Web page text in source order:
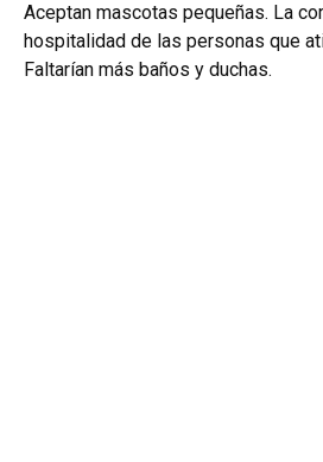
Aceptan mascotas pequeñas. La
hospitalidad de las personas que
Faltarían más baños y duchas.